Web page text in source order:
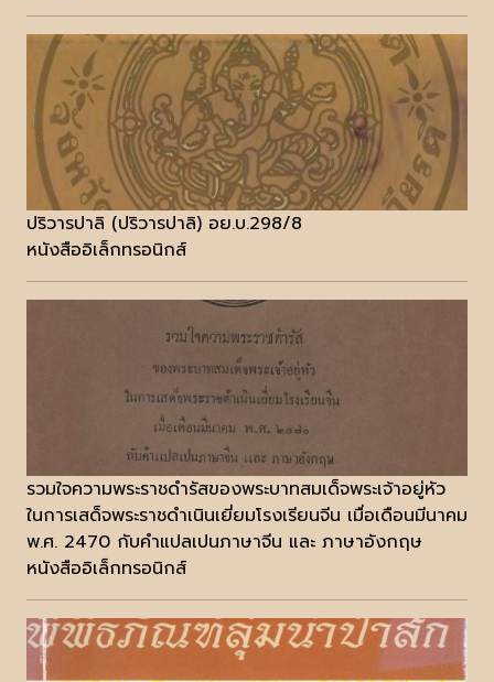
ปริวารปาลิ (ปริวารปาลิ) อย.บ.298/8
หนังสืออิเล็กทรอนิกส์
รวมใจความพระราชดำรัสของพระบาทสมเด็จพระเจ้าอยู่หัว
ในการเสด็จพระราชดำเนินเยี่ยมโรงเรียนจีน เมื่อเดือนมีนาคม
พ.ศ. 2470 กับคำแปลเปนภาษาจีน และ ภาษาอังกฤษ
หนังสืออิเล็กทรอนิกส์